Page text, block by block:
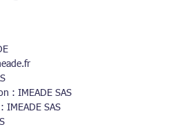
: IMEADE SAS
IMEADE SAS